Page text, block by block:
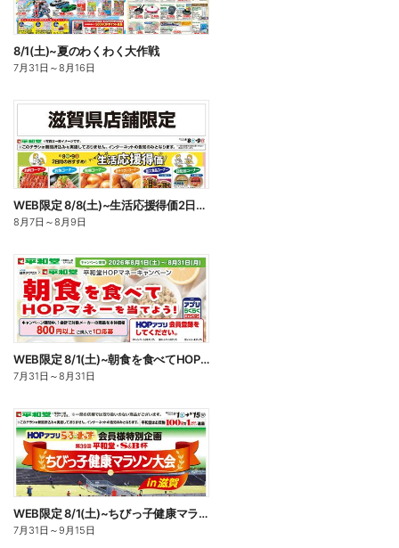
8/1(土)~夏のわくわく大作戦
7月31日 ～8月16日
WEB限定 8/8(土)~生活応援得価2日間のおすすめ
8月7日 ～8月9日
WEB限定 8/1(土)~朝食を食べてHOPマネーを当てよう
7月31日 ～8月31日
WEB限定 8/1(土)~ちびっ子健康マラソン大会
7月31日 ～9月15日